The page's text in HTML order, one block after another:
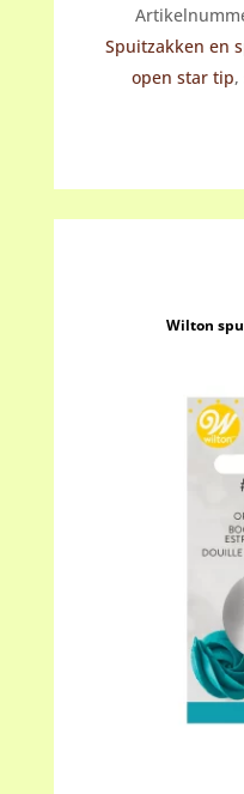
Spuitzakken en
open star tip,
Wilton